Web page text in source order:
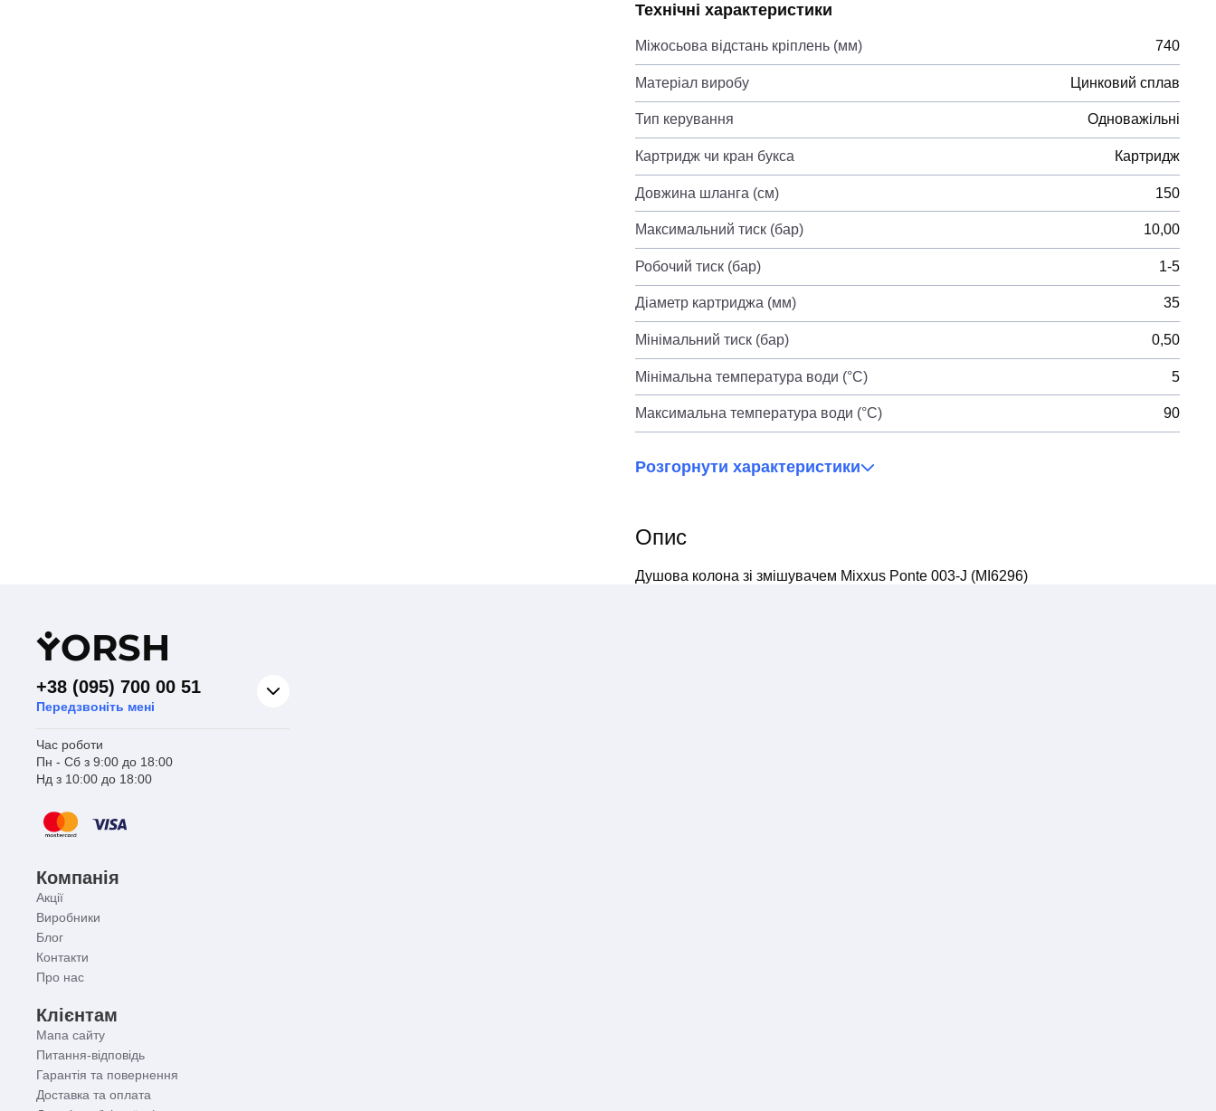
Технічні характеристики
Міжосьова відстань кріплень (мм) 740
Матеріал виробу Цинковий сплав
Тип керування Одноважільні
Картридж чи кран букса Картридж
Довжина шланга (см) 150
Максимальний тиск (бар) 10,00
Робочий тиск (бар) 1-5
Діаметр картриджа (мм) 35
Мінімальний тиск (бар) 0,50
Мінімальна температура води (°C) 5
Максимальна температура води (°C) 90
Розгорнути характеристики
Опис
Душова колона зі змішувачем Mixxus Ponte 003-J (MI6296)
YORSH
+38 (095) 700 00 51
Передзвоніть мені
Час роботи
Пн - Сб з 9:00 до 18:00
Нд з 10:00 до 18:00
Компанія
Акції
Виробники
Блог
Контакти
Про нас
Клієнтам
Мапа сайту
Питання-відповідь
Гарантія та повернення
Доставка та оплата